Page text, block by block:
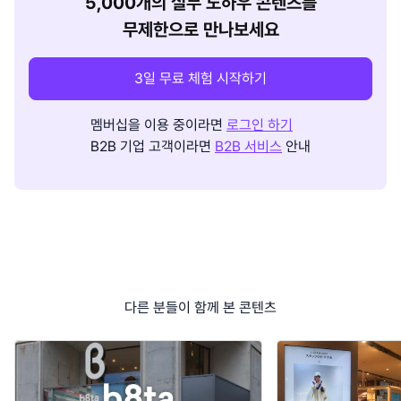
무제한으로 만나보세요
3일 무료 체험 시작하기
멤버십을 이용 중이라면 로그인 하기
B2B 기업 고객이라면 B2B 서비스 안내
다른 분들이 함께 본 콘텐츠